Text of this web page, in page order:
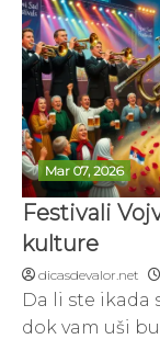
Mar 07, 2026
Festivali
kulture
dicasdevalor.net
Da li ste
dok vam uši